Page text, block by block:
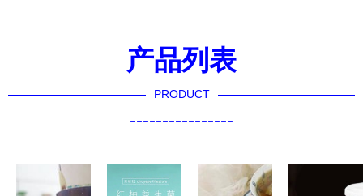
产品列表
PRODUCT
----------------